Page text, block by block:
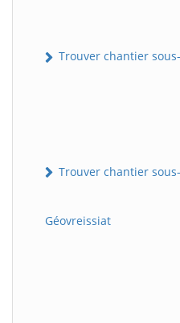
Trouver chantier
Trouver chantier
Géovreissiat